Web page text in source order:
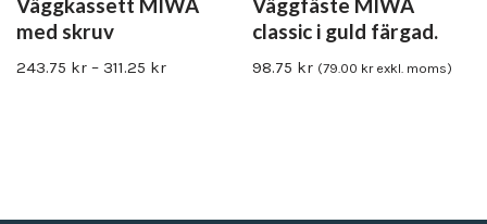
med skruv
243.75 kr – 311.25 kr
classic i guld färgad.
98.75 kr (79.00 krexkl. moms)